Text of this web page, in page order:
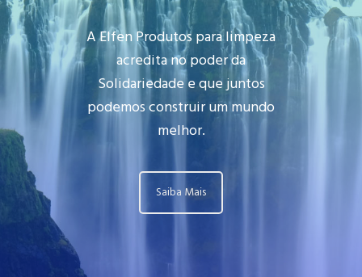
A Elfen Produtos para limpeza
acredita no poder da
Solidariedade e que juntos
podemos construir um mundo
melhor.
Saiba Mais